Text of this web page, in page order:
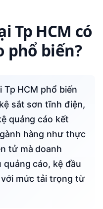
Tp HCM có
phổ biến?
sắt sơn tĩnh điện,
quảng cáo kết
hàng như thực
tử mà doanh
cáo, kệ đầu
mức tải trọng từ